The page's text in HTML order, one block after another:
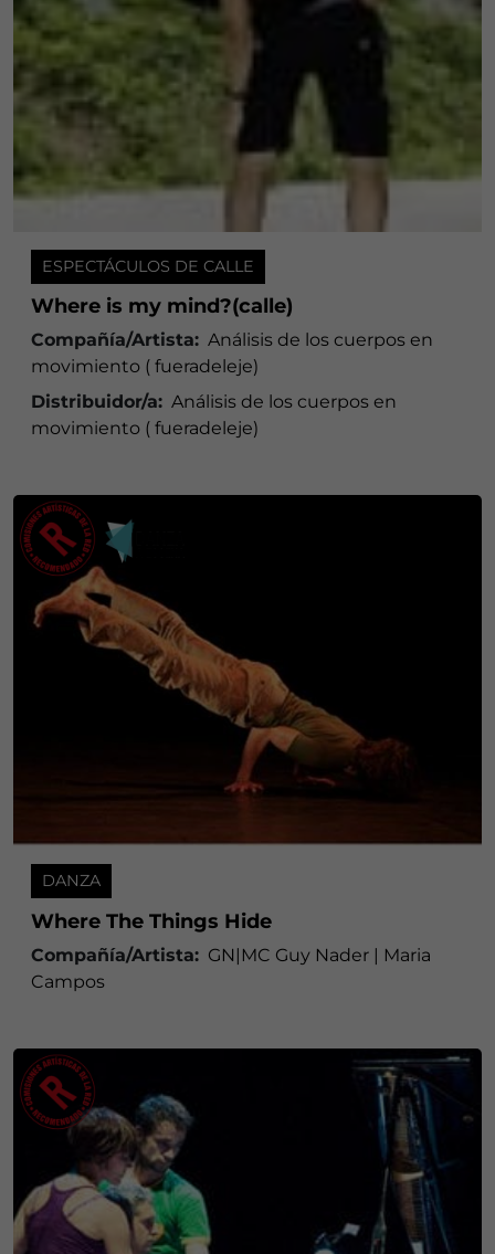
ESPECTÁCULOS DE CALLE
Where is my mind?(calle)
Compañía/Artista: Análisis de los cuerpos en
movimiento ( fueradeleje)
Distribuidor/a: Análisis de los cuerpos en
movimiento ( fueradeleje)
DANZA
Where The Things Hide
Compañía/Artista: GN|MC Guy Nader | Maria
Campos